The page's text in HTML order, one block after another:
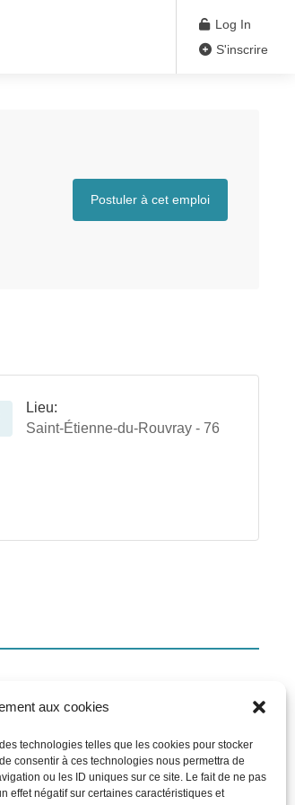
aux cookies
technologies telles que les cookies pour stocker
consentir à ces technologies nous permettra de
ou les ID uniques sur ce site. Le fait de ne pas
effet négatif sur certaines caractéristiques et
Log In
S'inscrire
Postuler à cet emploi
Lieu:
Saint-Étienne-du-Rouvray - 76